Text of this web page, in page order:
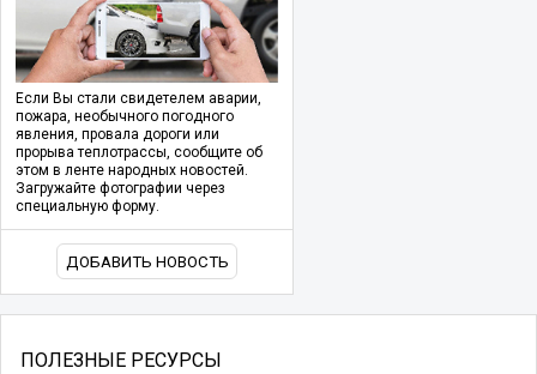
Если Вы стали свидетелем аварии,
пожара, необычного погодного
явления, провала дороги или
прорыва теплотрассы, сообщите об
этом в ленте народных новостей.
Загружайте фотографии через
специальную форму.
ДОБАВИТЬ НОВОСТЬ
ПОЛЕЗНЫЕ РЕСУРСЫ